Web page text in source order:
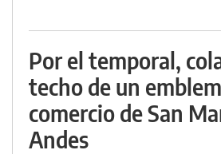
Por el temporal,
techo de un
comercio de San
Andes